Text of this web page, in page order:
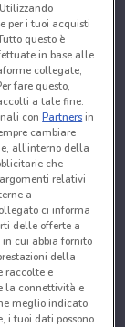
per i tuoi acquisti
questo è
in base alle
collegate,
fare questo,
a tale fine.
conPartnersin
cambiare
all’interno della
che
relativi
a
ci informa
delle offerte a
cui abbia fornito
della
raccolte e
la connettività e
meglio indicato
i tuoi dati possono